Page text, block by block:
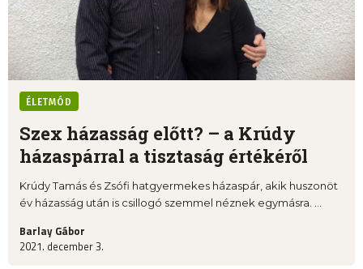
ÉLETMÓD
Szex házasság előtt? – a Krúdy
házaspárral a tisztaság értékéről
Krúdy Tamás és Zsófi hatgyermekes házaspár, akik huszonöt
év házasság után is csillogó szemmel néznek egymásra. ...
Barlay Gábor
2021. december 3.